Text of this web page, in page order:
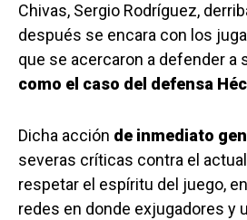
Chivas, Sergio Rodríguez,
después se encara con los
que se acercaron a defender a
como el caso del defensa
Dicha acción de inmediato
severas críticas contra el
respetar el espíritu del juego,
redes en donde exjugadores y